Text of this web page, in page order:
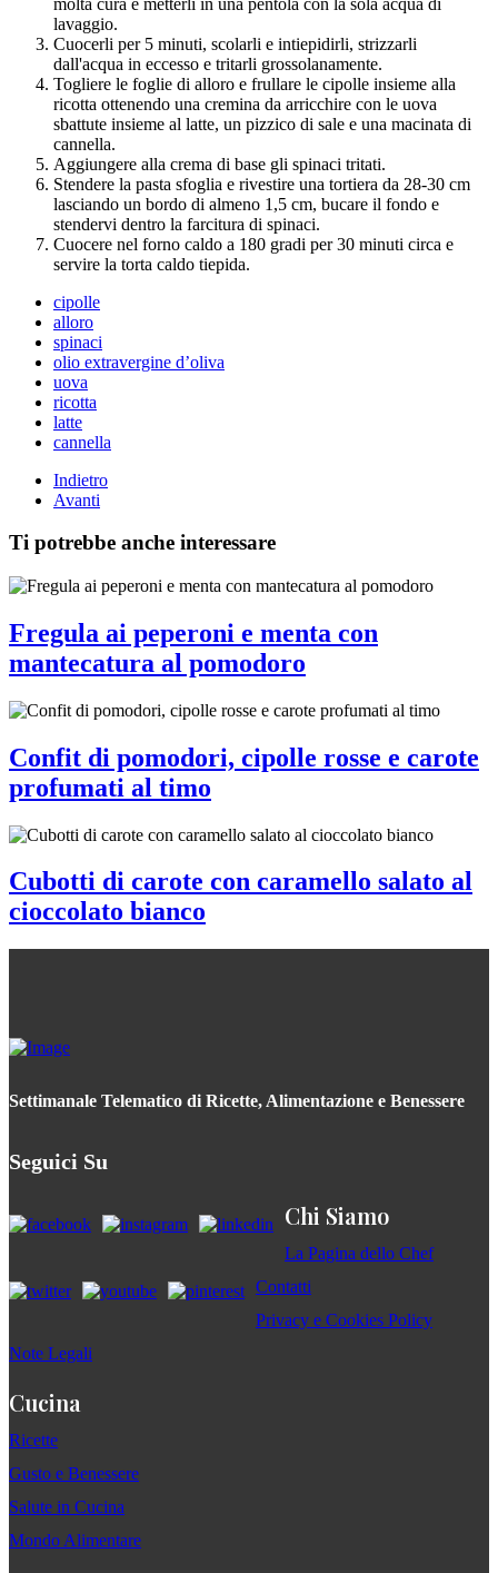
lavaggio.
Cuocerli per 5 minuti, scolarli e intiepidirli, strizzarli
dall'acqua in eccesso e tritarli grossolanamente.
Togliere le foglie di alloro e frullare le cipolle insieme alla
ricotta ottenendo una cremina da arricchire con le uova
sbattute insieme al latte, un pizzico di sale e una macinata di
cannella.
Aggiungere alla crema di base gli spinaci tritati.
Stendere la pasta sfoglia e rivestire una tortiera da 28-30 cm
lasciando un bordo di almeno 1,5 cm, bucare il fondo e
stendervi dentro la farcitura di spinaci.
Cuocere nel forno caldo a 180 gradi per 30 minuti circa e
servire la torta caldo tiepida.
cipolle
alloro
spinaci
olio extravergine d’oliva
uova
ricotta
latte
cannella
Indietro
Avanti
Ti potrebbe anche interessare
Fregula ai peperoni e menta con
mantecatura al pomodoro
Confit di pomodori, cipolle rosse e carote
profumati al timo
Cubotti di carote con caramello salato al
cioccolato bianco
Settimanale Telematico di Ricette, Alimentazione e Benessere
Seguici Su
Chi Siamo
La Pagina dello Chef
Contatti
Privacy e Cookies Policy
Note Legali
Cucina
Ricette
Gusto e Benessere
Salute in Cucina
Mondo Alimentare